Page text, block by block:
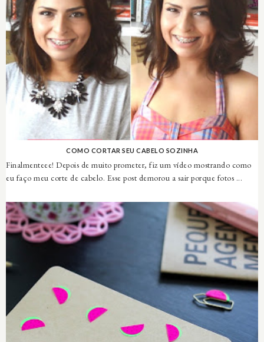
COMO CORTAR SEU CABELO SOZINHA
Finalmenteee! Depois de muito prometer, fiz um vídeo mostrando como
eu faço meu corte de cabelo. Esse post demorou a sair porque fotos ...